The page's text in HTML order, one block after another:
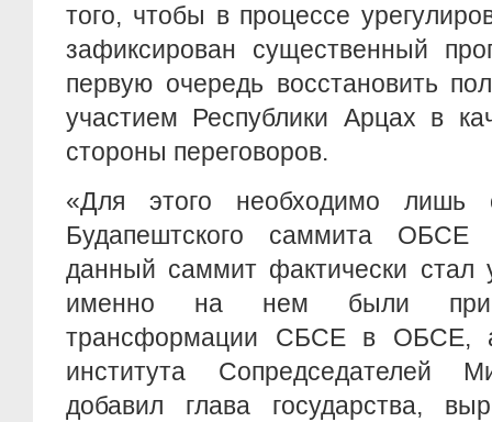
того, чтобы в процессе
зафиксирован существенный
первую очередь восстановить
участием Республики Арцах в
стороны переговоров.
«Для этого необходимо лишь
Будапештского саммита ОБСЕ
данный саммит фактически стал
именно на нем были
трансформации СБСЕ в ОБСЕ,
института Сопредседателей
добавил глава государства,